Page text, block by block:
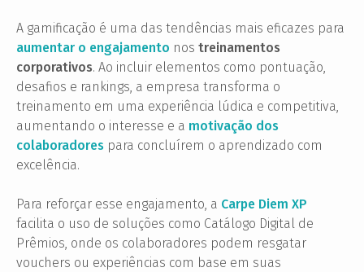
A gamificação é uma das tendências mais eficazes para
aumentar o engajamento nos treinamentos
corporativos. Ao incluir elementos como pontuação,
desafios e rankings, a empresa transforma o
treinamento em uma experiência lúdica e competitiva,
aumentando o interesse e a motivação dos
colaboradores para concluírem o aprendizado com
excelência.
Para reforçar esse engajamento, a Carpe Diem XP
facilita o uso de soluções como Catálogo Digital de
Prêmios, onde os colaboradores podem resgatar
vouchers ou experiências com base em suas